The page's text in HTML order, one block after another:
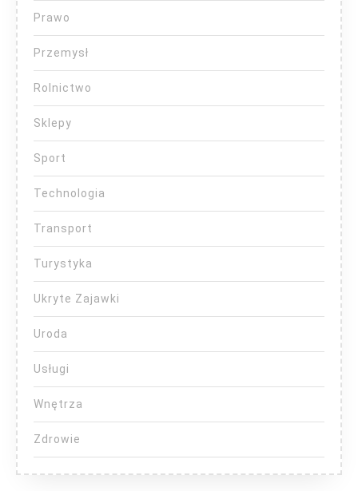
Prawo
Przemysł
Rolnictwo
Sklepy
Sport
Technologia
Transport
Turystyka
Ukryte Zajawki
Uroda
Usługi
Wnętrza
Zdrowie